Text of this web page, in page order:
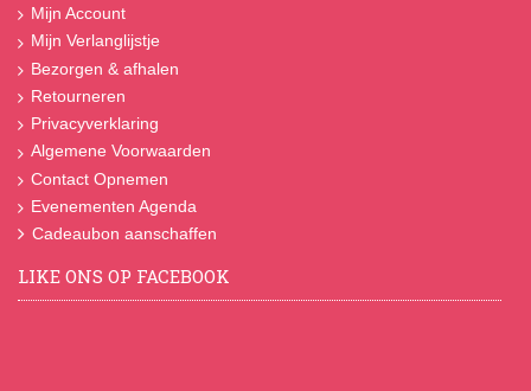
Mijn Account
Mijn Verlanglijstje
Bezorgen & afhalen
Retourneren
Privacyverklaring
Algemene Voorwaarden
Contact Opnemen
Evenementen Agenda
Cadeaubon aanschaffen
LIKE ONS OP FACEBOOK